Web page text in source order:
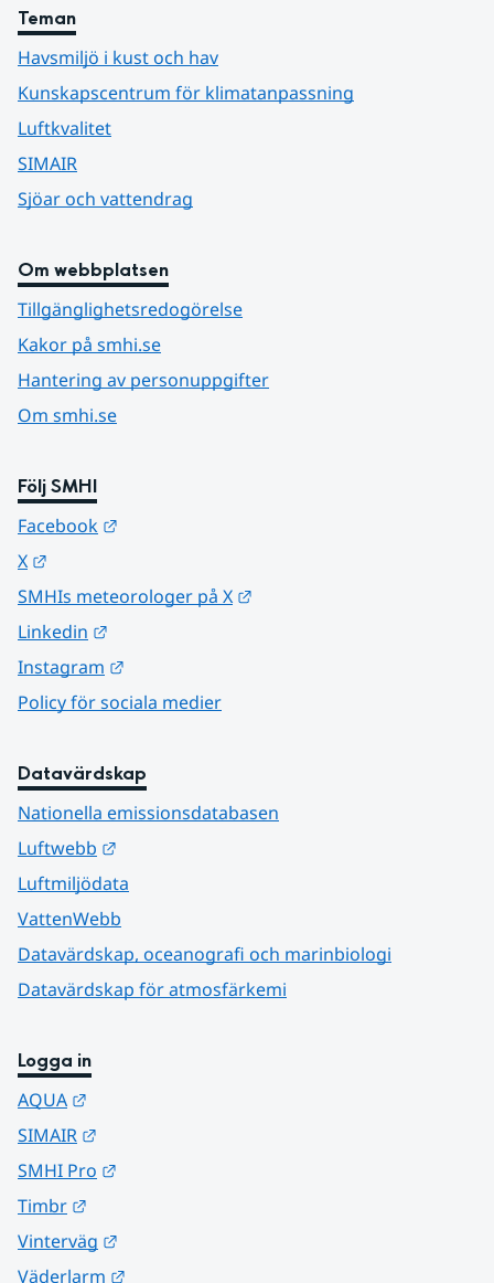
Teman
Havsmiljö i kust och hav
Kunskapscentrum för klimatanpassning
Luftkvalitet
SIMAIR
Sjöar och vattendrag
Om webbplatsen
Tillgänglighetsredogörelse
Kakor på smhi.se
Hantering av personuppgifter
Om smhi.se
Följ SMHI
Facebook
X
SMHIs meteorologer på X
Linkedin
Instagram
Policy för sociala medier
Datavärdskap
Nationella emissionsdatabasen
Luftwebb
Luftmiljödata
VattenWebb
Datavärdskap, oceanografi och marinbiologi
Datavärdskap för atmosfärkemi
Logga in
AQUA
SIMAIR
SMHI Pro
Timbr
Vinterväg
Väderlarm